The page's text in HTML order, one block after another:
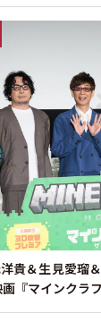
貴＆生見愛瑠
『マインクラ